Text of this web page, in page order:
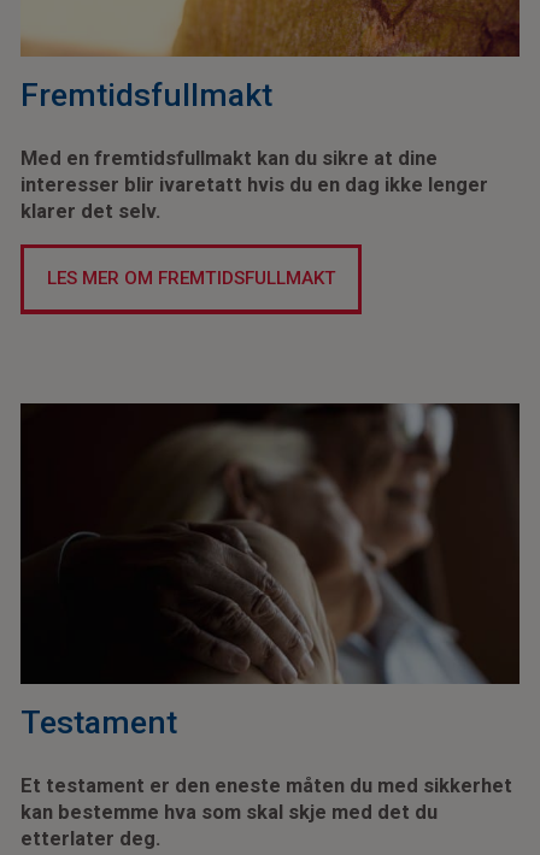
Fremtidsfullmakt
Med en fremtidsfullmakt kan du sikre at dine
interesser blir ivaretatt hvis du en dag ikke lenger
klarer det selv.
LES MER OM FREMTIDSFULLMAKT
Testament
Et testament er den eneste måten du med sikkerhet
kan bestemme hva som skal skje med det du
etterlater deg.